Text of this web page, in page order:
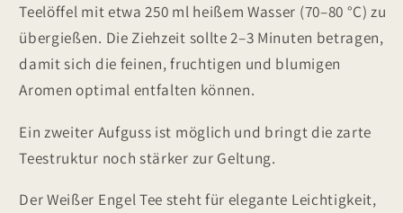
Teelöffel mit etwa 250 ml heißem Wasser (70–80 °C) zu
übergießen. Die Ziehzeit sollte 2–3 Minuten betragen,
damit sich die feinen, fruchtigen und blumigen
Aromen optimal entfalten können.
Ein zweiter Aufguss ist möglich und bringt die zarte
Teestruktur noch stärker zur Geltung.
Der Weißer Engel Tee steht für elegante Leichtigkeit,